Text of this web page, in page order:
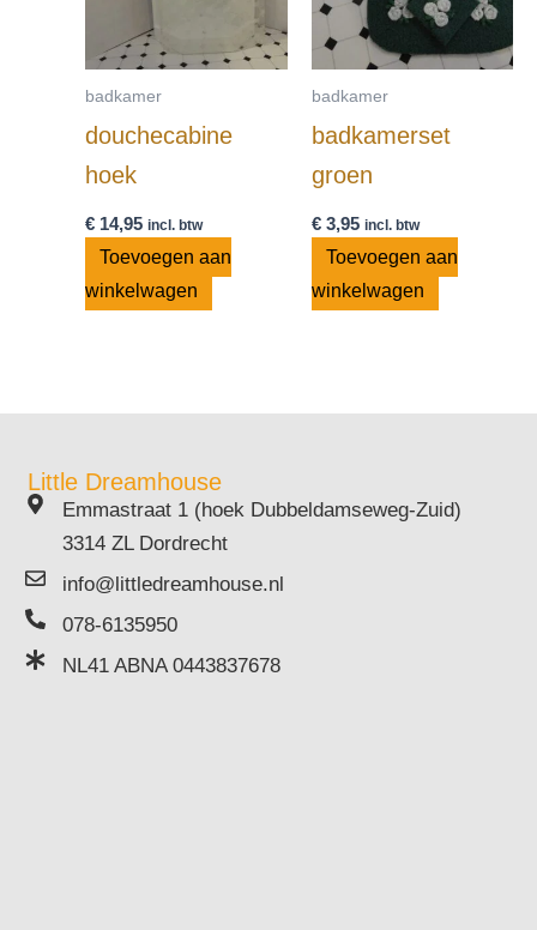
badkamer
douchecabine
hoek
€ 14,95 incl. btw
Toevoegen aan
winkelwagen
badkamer
badkamerset
groen
€3,95 incl. btw
Toevoegen aan
winkelwagen
Little Dreamhouse
Emmastraat 1 (hoek Dubbeldamseweg-Zuid)
3314 ZL Dordrecht
info@littledreamhouse.nl
078-6135950
NL41 ABNA 0443837678